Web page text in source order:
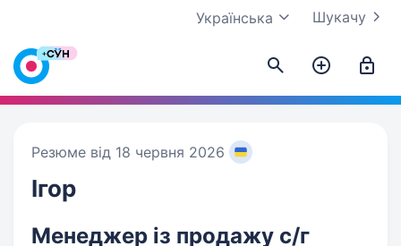
Шукачу
Українська
Резюме від 18 червня 2026
Ігор
Менеджер із продажу с/г